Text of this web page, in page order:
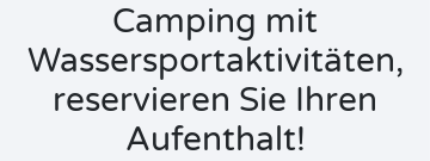
Camping mit
Wassersportaktivitäten,
reservieren Sie Ihren
Aufenthalt!